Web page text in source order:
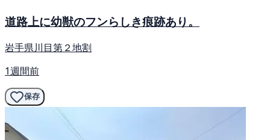
道路上に幼獣のフンらしき痕跡あり。
岩手県川目第２地割
1週間前
保存